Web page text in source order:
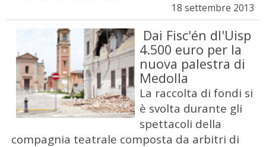
18 settembre 2013
Dai Fisc'én dl'Uisp
4.500 euro per la
nuova palestra di
Medolla
La raccolta di fondi si
è svolta durante gli
spettacoli della
compagnia teatrale composta da arbitri di